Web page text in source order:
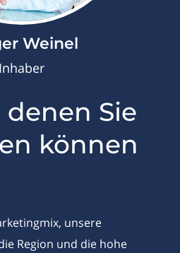
Weinel
Inhaber
denen Sie
können
unsere
Region und die hohe